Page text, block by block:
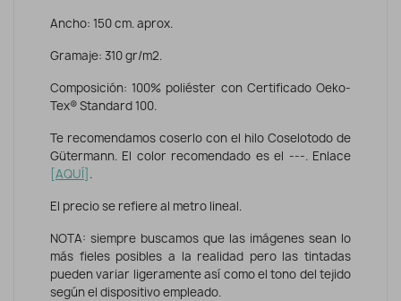
Ancho: 150 cm. aprox.
Gramaje: 310 gr/m2.
Composición: 100% poliéster con Certificado Oeko-
Tex® Standard 100.
Te recomendamos coserlo con el hilo Coselotodo de
Gütermann. El color recomendado es el ---. Enlace
[AQUÍ] .
El precio se refiere al metro lineal.
NOTA: siempre buscamos que las imágenes sean lo
más fieles posibles a la realidad pero las tintadas
pueden variar ligeramente así como el tono del tejido
según el dispositivo empleado.